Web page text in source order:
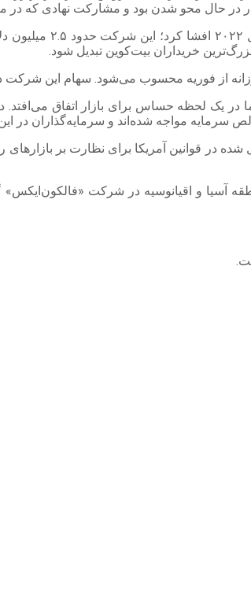
در حال محو شدن بود و مشارکت نهادی که در
خریداران بیت‌کوین تبدیل شود.
یک لحظه حساس برای بازار اتفاق
در قوانین آمریکا برای نظارت بر